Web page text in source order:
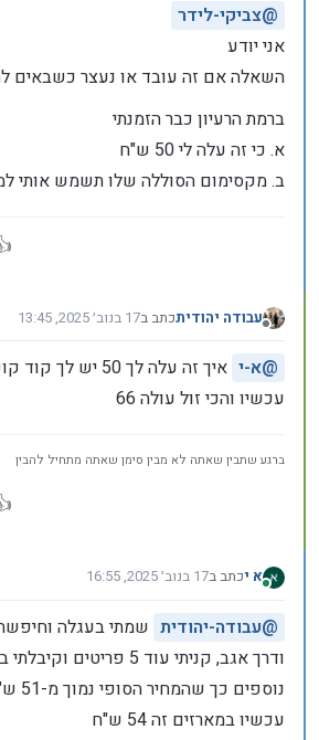
@צביקי-לידר
אני יודע
השאלה אם זה עובד או נעצר כשבאים
ברמת הרעיון כבר הזמנתי
א. כי זה עלה לי 50 ש"ח
ב. מקסימום הסוללה שלו תשמש אותי
מנותק
עבודה יהודיתכתב ב17 בנוב׳ 2025, 13:45
נערך לאחרונה על ידי
@א-י
איך זה עלה לך 50 יש
עכשיו והכי זול עולה 66
ברגע שתבין שאתה לא מבין סימן שאתה מתחיל להבין
מחובר
א יכתב ב17 בנוב׳ 2025, 16:55
נערך לאחרונה על ידי א י
@עבודה-יהודית שמתי בעגלה
נוספים כך שהמחיר הסופי נמוך מ-51 ש"ח
עכשיו במארזים זה 54 ש"ח